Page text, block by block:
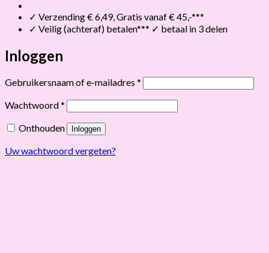
✓ Verzending € 6,49, Gratis vanaf € 45,-***
✓ Veilig (achteraf) betalen*** ✓ betaal in 3 delen
Inloggen
Gebruikersnaam of e-mailadres * Vereist
Wachtwoord* Vereist
Onthouden Inloggen
Uw wachtwoord vergeten?